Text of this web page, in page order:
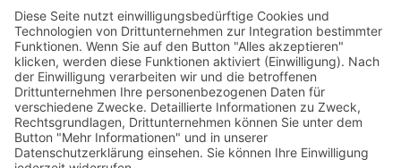
Über uns
Kontakt
Mitglied werden
Datenschutz
Impressum
Fachgeschäfte